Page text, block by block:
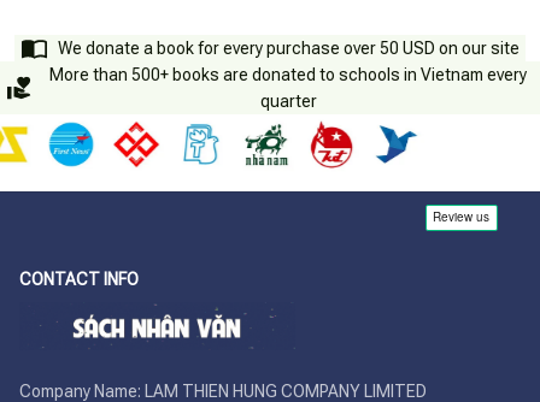
We donate a book for every purchase over 50 USD on our site
More than 500+ books are donated to schools in Vietnam every
quarter
CONTACT INFO
Company Name: LAM THIEN HUNG COMPANY LIMITED